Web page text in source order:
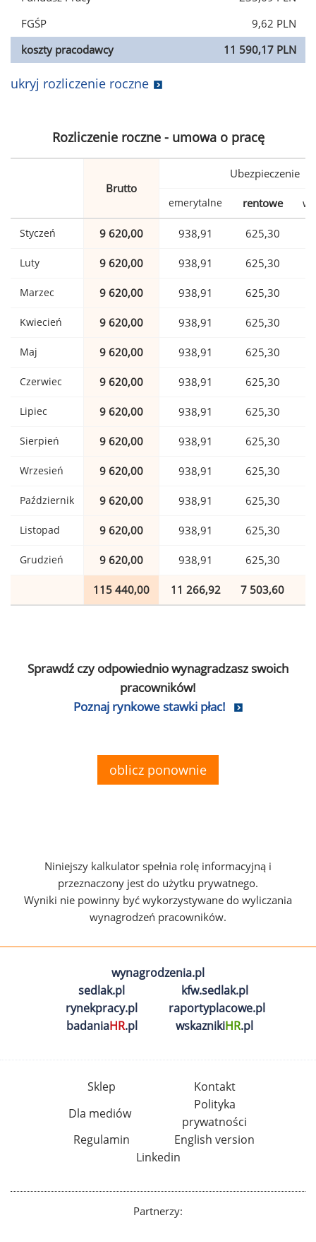
FGŚP
9,62 PLN
koszty pracodawcy
11 590,17 PLN
ukryj rozliczenie roczne
Rozliczenie roczne - umowa o pracę
Brutto
Ubezpieczenie
emerytalne rentowe
Styczeń 9 620,00 938,91 625,30
Luty 9 620,00 938,91 625,30
Marzec 9 620,00 938,91 625,30
Kwiecień 9 620,00 938,91 625,30
Maj 9 620,00 938,91 625,30
Czerwiec 9 620,00 938,91 625,30
Lipiec 9 620,00 938,91 625,30
Sierpień 9 620,00 938,91 625,30
Wrzesień 9 620,00 938,91 625,30
Październik 9 620,00 938,91 625,30
Listopad 9 620,00 938,91 625,30
Grudzień 9 620,00 938,91 625,30
115 440,00 11 266,92 7 503,60
Sprawdź czy odpowiednio wynagradzasz swoich
pracowników!
Poznaj rynkowe stawki płac!
oblicz ponownie
Niniejszy kalkulator spełnia rolę informacyjną i
przeznaczony jest do użytku prywatnego.
Wyniki nie powinny być wykorzystywane do wyliczania
wynagrodzeń pracowników.
wynagrodzenia.pl
sedlak.pl
kfw.sedlak.pl
rynekpracy.pl
raportyplacowe.pl
badaniaHR.pl wskaznikiHR.pl
Sklep
Kontakt
Dla mediów
Polityka
prywatności
Regulamin
English version
Linkedin
Partnerzy: